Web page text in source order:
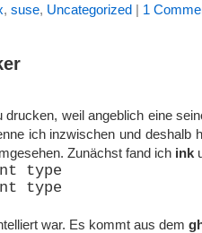
, suse, Uncategorized | 1
weil angeblich eine
ich inzwischen und
Zunächst fand ich ink
type
type
war. Es kommt aus dem